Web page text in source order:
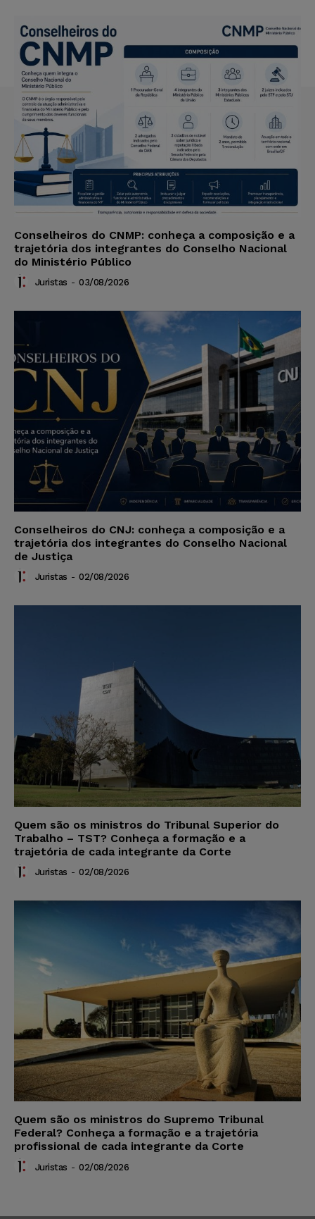
Conselheiros do CNMP: conheça a composição e a
trajetória dos integrantes do Conselho Nacional
do Ministério Público
Juristas - 03/08/2026
Conselheiros do CNJ: conheça a composição e a
trajetória dos integrantes do Conselho Nacional
de Justiça
Juristas - 02/08/2026
Quem são os ministros do Tribunal Superior do
Trabalho – TST? Conheça a formação e a
trajetória de cada integrante da Corte
Juristas - 02/08/2026
Quem são os ministros do Supremo Tribunal
Federal? Conheça a formação e a trajetória
profissional de cada integrante da Corte
Juristas - 02/08/2026